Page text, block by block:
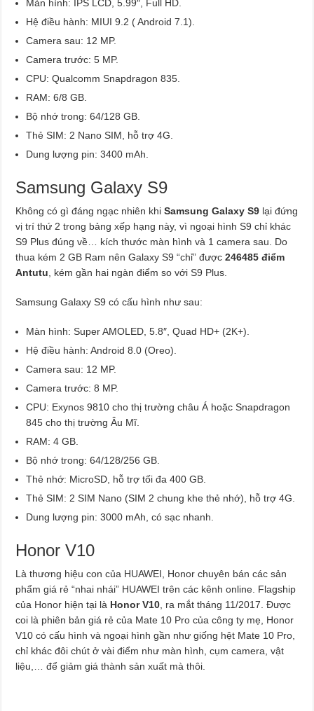
Màn hình: IPS LCD, 5.99″, Full HD.
Hệ điều hành: MIUI 9.2 ( Android 7.1).
Camera sau: 12 MP.
Camera trước: 5 MP.
CPU: Qualcomm Snapdragon 835.
RAM: 6/8 GB.
Bộ nhớ trong: 64/128 GB.
Thẻ SIM: 2 Nano SIM, hỗ trợ 4G.
Dung lượng pin: 3400 mAh.
Samsung Galaxy S9
Không có gì đáng ngạc nhiên khiSamsung Galaxy S9 lại đứng
vị trí thứ 2 trong bảng xếp hạng này, vì ngoại hình S9 chỉ khác
S9 Plus đúng về… kích thước màn hình và 1 camera sau. Do
thua kém 2 GB Ram nên Galaxy S9 “chỉ” được246485 điểm
Antutu , kém gần hai ngàn điểm so với S9 Plus.
Samsung Galaxy S9 có cấu hình như sau:
Màn hình: Super AMOLED, 5.8″, Quad HD+ (2K+).
Hệ điều hành: Android 8.0 (Oreo).
Camera sau: 12 MP.
Camera trước: 8 MP.
CPU: Exynos 9810 cho thị trường châu Á hoặc Snapdragon
845 cho thị trường Âu Mĩ.
RAM: 4 GB.
Bộ nhớ trong: 64/128/256 GB.
Thẻ nhớ: MicroSD, hỗ trợ tối đa 400 GB.
Thẻ SIM: 2 SIM Nano (SIM 2 chung khe thẻ nhớ), hỗ trợ 4G.
Dung lượng pin: 3000 mAh, có sạc nhanh.
Honor V10
Là thương hiệu con của HUAWEI, Honor chuyên bán các sản
phẩm giá rẻ “nhai nhái” HUAWEI trên các kênh online. Flagship
của Honor hiện tại là Honor V10 , ra mắt tháng 11/2017. Được
coi là phiên bản giá rẻ của Mate 10 Pro của công ty mẹ, Honor
V10 có cấu hình và ngoại hình gần như giống hệt Mate 10 Pro,
chỉ khác đôi chút ở vài điểm như màn hình, cụm camera, vật
liệu,… để giảm giá thành sản xuất mà thôi.